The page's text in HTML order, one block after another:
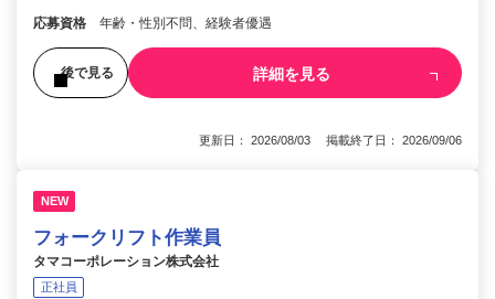
応募資格 年齢・性別不問、経験者優遇
後で見る 詳細を見る
更新日： 2026/08/03 掲載終了日： 2026/09/06
NEW
フォークリフト作業員
タマコーポレーション株式会社
正社員